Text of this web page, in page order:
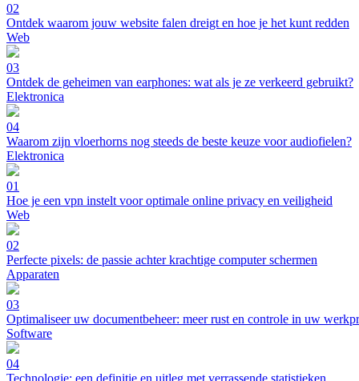
02
Ontdek waarom jouw website falen dreigt en hoe je het kunt redden
Web
03
Ontdek de geheimen van earphones: wat als je ze verkeerd gebruikt?
Elektronica
04
Waarom zijn vloerhorns nog steeds de beste keuze voor audiofielen?
Elektronica
01
Hoe je een vpn instelt voor optimale online privacy en veiligheid
Web
02
Perfecte pixels: de passie achter krachtige computer schermen
Apparaten
03
Optimaliseer uw documentbeheer: meer rust en controle in uw
Software
04
Technologie: een definitie en uitleg met verrassende statistieken